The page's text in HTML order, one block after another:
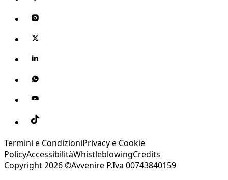
Termini e CondizioniPrivacy e Cookie
PolicyAccessibilitàWhistleblowingCredits
Copyright 2026 ©Avvenire P.Iva 00743840159